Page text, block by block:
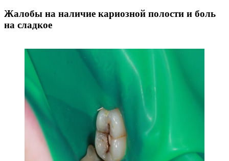
Жалобы на наличие кариозной полости и боль
на сладкое